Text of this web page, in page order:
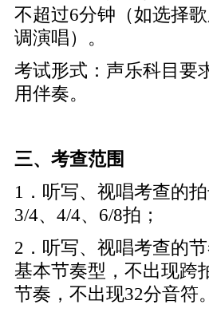
不超过6分钟（如选择
调演唱）。
考试形式：声乐科目要
用伴奏。
三、考查范围
1．听写、视唱考查的拍
3/4、4/4、6/8拍；
2．听写、视唱考查的
基本节奏型，不出现跨
节奏，不出现32分音符。